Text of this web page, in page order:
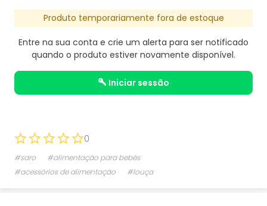
Produto temporariamente fora de estoque
Entre na sua conta e crie um alerta para ser notificado
quando o produto estiver novamente disponível.
iniciar sessão
0
#saro
#alimentação para bebés
#acessórios de alimentação
#louça